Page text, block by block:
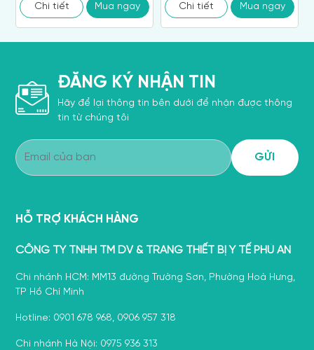
Chi tiết Mua ngay Chi tiết Mua ngay
ĐĂNG KÝ NHẬN TIN
Hãy để lại thông tin bên dưới để nhận được thông
tin từ chúng tôi
HỖ TRỢ KHÁCH HÀNG
CÔNG TY TNHH TM DV & TRANG THIẾT BỊ Y TẾ PHÚ AN
Chi nhánh HCM: MM13 đường Trường Sơn, Phường Hoà Hưng,
TP Hồ Chí Minh
Hotline: 0901 678 968, 0906 957 318
Chi nhánh Hà Nội: 0975 936 313